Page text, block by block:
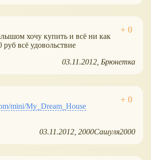
хочу купить и всё ни как
руб всё удовольствие
03.11.2012 Брюнетка
mini/My_Dream_House
03.11.2012 2000Сашуля2000